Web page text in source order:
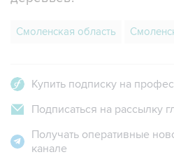
Смоленская область
Купить подписку на
Подписаться на рассылку
Получать оперативные
канале